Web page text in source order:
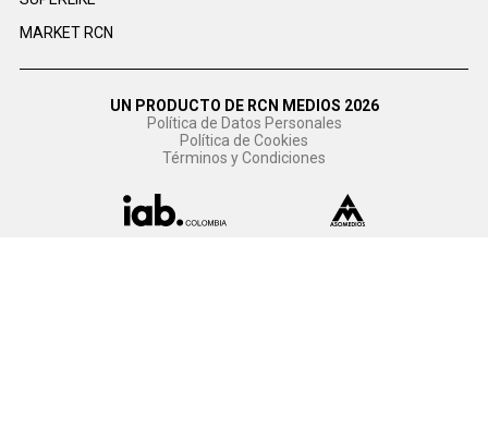
MARKET RCN
UN PRODUCTO DE RCN MEDIOS 2026
Política de Datos Personales
Política de Cookies
Términos y Condiciones